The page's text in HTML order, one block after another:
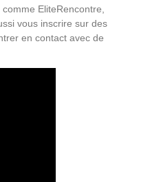
EliteRencontre,
vous inscrire sur des
en contact avec de